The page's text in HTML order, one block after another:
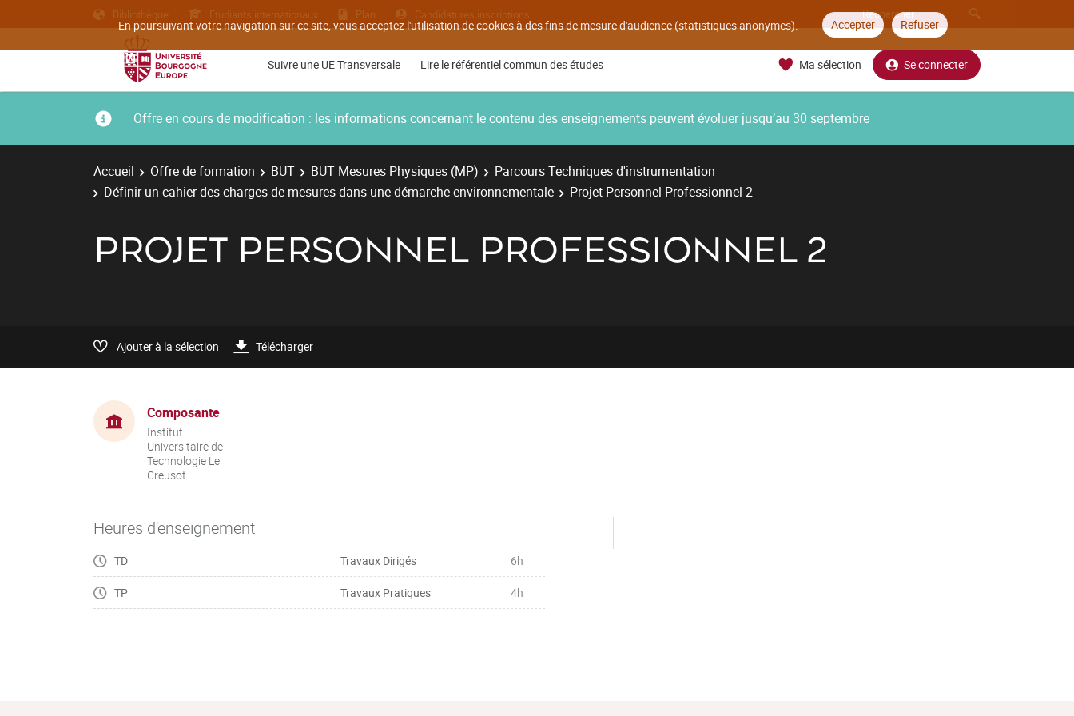
En poursuivant votre navigation sur ce site, vous acceptez l'utilisation de cookies à des fins de mesure d'audience (statistiques anonymes). Accepter Refuser
Bibliothèque Etudiants internationaux Plan Candidatures inscriptions
Suivre une UE Transversale Lire le référentiel commun des études Ma sélection Se connecter
Offre en cours de modification : les informations concernant le contenu des enseignements peuvent évoluer jusqu’au 30 septembre
Accueil Offre de formation BUT BUT Mesures Physiques (MP)
Parcours Techniques d'instrumentation
Définir un cahier des charges de mesures dans une démarche environnementale
Projet Personnel Professionnel 2
PROJET PERSONNEL PROFESSIONNEL 2
Ajouter à la sélection Télécharger
Composante
Institut
Universitaire de
Technologie Le
Creusot
Heures d'enseignement
TD Travaux Dirigés 6h
TP Travaux Pratiques 4h